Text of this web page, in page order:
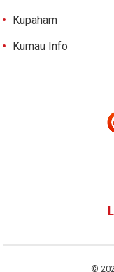
Kupaham
Kumau Info
©